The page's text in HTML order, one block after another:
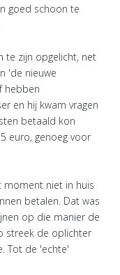
goed schoon te
te zijn opgelicht, net
'de nieuwe
hebben
en hij kwam vragen
betaald kon
euro, genoeg voor
niet in huis
betalen. Dat was
op die manier de
streek de oplichter
Tot de 'echte'